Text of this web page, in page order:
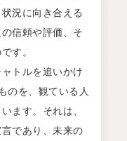
況に向き合える
信頼や評価、そ
す。
トルを追いかけ
のを、観ている人
ます。それは、
であり、未来の